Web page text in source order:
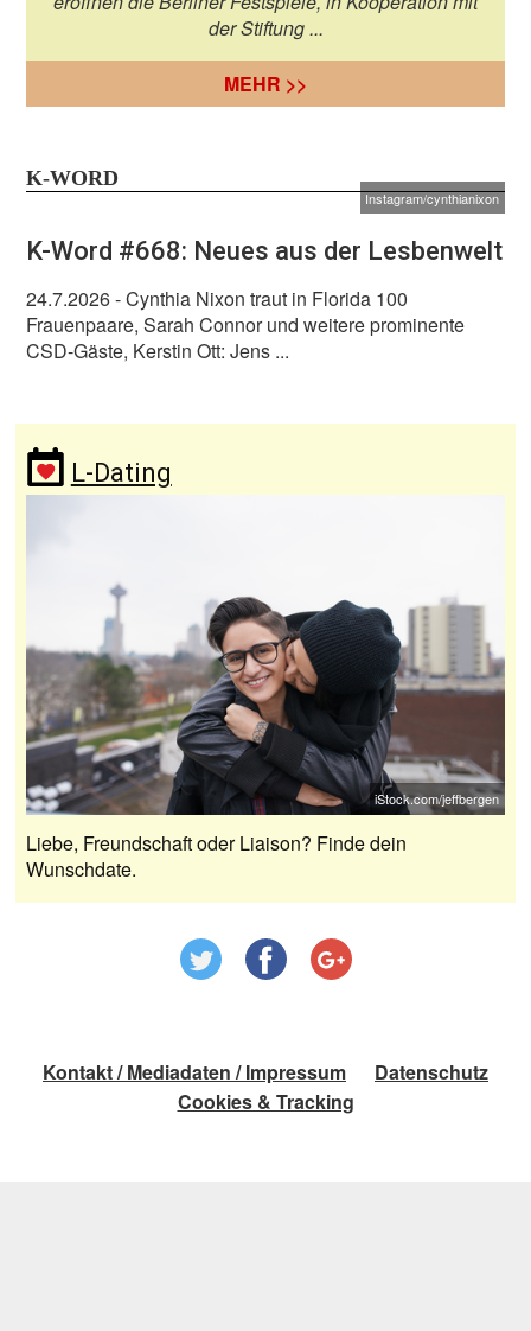
der Stiftung ...
MEHR >>
K-WORD
Instagram/cynthianixon
K-Word #668: Neues aus der Lesbenwelt
24.7.2026- Cynthia Nixon traut in Florida 100
Frauenpaare, Sarah Connor und weitere prominente
CSD-Gäste, Kerstin Ott: Jens ...
L-Dating
iStock.com/jeffbergen
Liebe, Freundschaft oder Liaison? Finde dein
Wunschdate.
Kontakt / Mediadaten / Impressum
Datenschutz
Cookies & Tracking